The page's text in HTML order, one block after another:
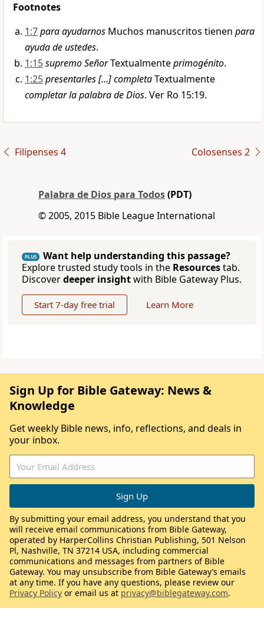
Footnotes
1:7para ayudarnos Muchos manuscritos tienen para
ayuda de ustedes.
1:15supremo SeñorTextualmenteprimogénito.
1:25presentarles […] completaTextualmente
completar la palabra de Dios. Ver Ro 15:19.
Filipenses 4 Colosenses 2
Palabra de Dios para Todos(PDT)
© 2005, 2015 Bible League International
PLUS
Want help understanding this passage?
Explore trusted study tools in the Resourcestab.
Discoverdeeper insightwith Bible Gateway Plus.
Start 7-day free trial Learn More
Sign Up for Bible Gateway: News &
Knowledge
Get weekly Bible news, info, reflections, and deals in
your inbox.
By submitting your email address, you understand that you
will receive email communications from Bible Gateway,
operated by HarperCollins Christian Publishing, 501 Nelson
Pl, Nashville, TN 37214 USA, including commercial
communications and messages from partners of Bible
Gateway. You may unsubscribe from Bible Gateway’s emails
at any time. If you have any questions, please review our
Privacy Policy or email us at privacy@biblegateway.com.